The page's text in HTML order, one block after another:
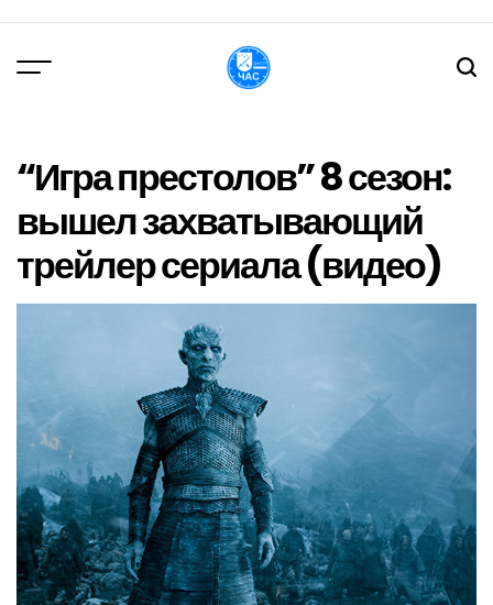
вмісту
“Игра престолов” 8 сезон:
вышел захватывающий
трейлер сериала (видео)